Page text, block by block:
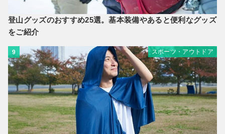
登山グッズのおすすめ25選。基本装備やあると便利なグッズ
をご紹介
9 スポーツ・アウトドア